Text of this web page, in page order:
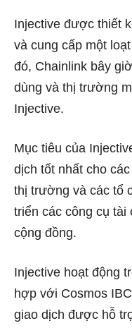
Injective được thiết
và cung cấp một
đó, Chainlink bây
dùng và thị trường
Injective.
Mục tiêu của
dịch tốt nhất cho
thị trường và các tổ
triển các công cụ
cộng đồng.
Injective hoạt động
hợp với Cosmos
giao dịch được hỗ